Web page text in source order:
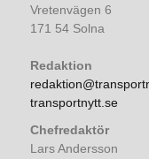
Vretenvägen 6
171 54 Solna
Redaktion
transportnytt.se
Chefredaktör
Lars Andersson